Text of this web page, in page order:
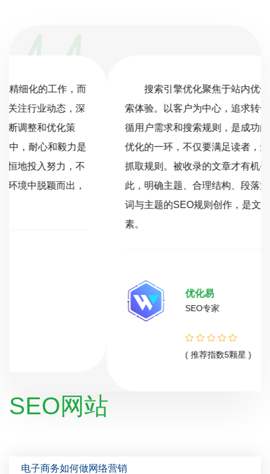
搜索引擎优化聚焦于站内优化、站外SEO及搜
索体验。以客户为中心，追求转化价值最大化，遵
循用户需求和搜索规则，是成功的关键。文章作为
优化的一环，不仅要满足读者，还需符合搜索引擎
抓取规则。被收录的文章才有机会参与排序。因
此，明确主题、合理结构、段落清晰，并结合关键
词与主题的SEO规则创作，是文章发布的必备要
SEO网站
电子商务如何做网络营销